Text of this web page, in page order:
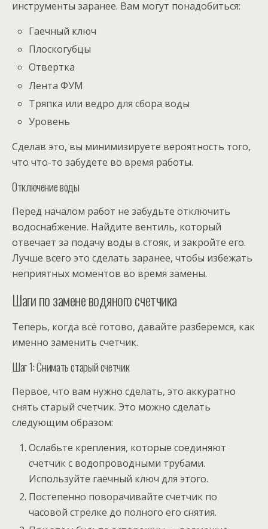
инструменты заранее. Вам могут понадобиться:
Гаечный ключ
Плоскогубцы
Отвертка
Лента ФУМ
Тряпка или ведро для сбора воды
Уровень
Сделав это, вы минимизируете вероятность того,
что что-то забудете во время работы.
Отключение воды
Перед началом работ не забудьте отключить
водоснабжение. Найдите вентиль, который
отвечает за подачу воды в стояк, и закройте его.
Лучше всего это сделать заранее, чтобы избежать
неприятных моментов во время замены.
Шаги по замене водяного счетчика
Теперь, когда всё готово, давайте разберемся, как
именно заменить счетчик.
Шаг 1: Снимать старый счетчик
Первое, что вам нужно сделать, это аккуратно
снять старый счетчик. Это можно сделать
следующим образом:
Ослабьте крепления, которые соединяют
счетчик с водопроводными трубами.
Используйте гаечный ключ для этого.
Постепенно поворачивайте счетчик по
часовой стрелке до полного его снятия.